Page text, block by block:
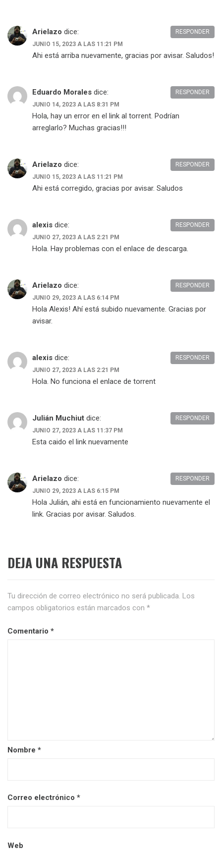
Arielazo dice:
JUNIO 15, 2023 A LAS 11:21 PM
Ahi está arriba nuevamente, gracias por avisar. Saludos!
RESPONDER
Eduardo Morales dice:
JUNIO 14, 2023 A LAS 8:31 PM
Hola, hay un error en el link al torrent. Podrían
arreglarlo? Muchas gracias!!!
RESPONDER
Arielazo dice:
JUNIO 15, 2023 A LAS 11:21 PM
Ahi está corregido, gracias por avisar. Saludos
RESPONDER
alexis dice:
JUNIO 27, 2023 A LAS 2:21 PM
Hola. Hay problemas con el enlace de descarga.
RESPONDER
Arielazo dice:
JUNIO 29, 2023 A LAS 6:14 PM
Hola Alexis! Ahí está subido nuevamente. Gracias por
avisar.
RESPONDER
alexis dice:
JUNIO 27, 2023 A LAS 2:21 PM
Hola. No funciona el enlace de torrent
RESPONDER
Julián Muchiut dice:
JUNIO 27, 2023 A LAS 11:37 PM
Esta caido el link nuevamente
RESPONDER
Arielazo dice:
JUNIO 29, 2023 A LAS 6:15 PM
Hola Julián, ahi está en funcionamiento nuevamente el
link. Gracias por avisar. Saludos.
RESPONDER
DEJA UNA RESPUESTA
Tu dirección de correo electrónico no será publicada. Los
campos obligatorios están marcados con *
Comentario *
Nombre *
Correo electrónico *
Web